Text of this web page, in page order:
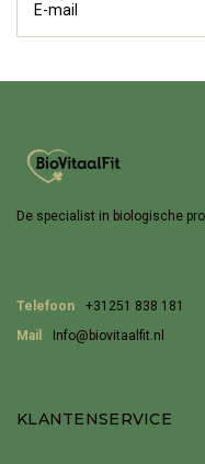
De specialist in biologische
Telefoon
+31251 838 181
Mail
Info@biovitaalfit.nl
KLANTENSERVICE